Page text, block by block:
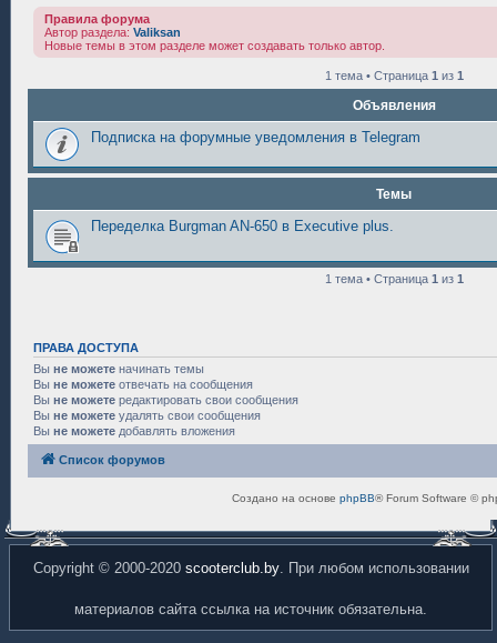
Правила форума
Автор раздела: Valiksan
Новые темы в этом разделе может создавать только автор.
1 тема • Страница 1 из 1
Объявления
Подписка на форумные уведомления в Telegram
Темы
Переделка Burgman AN-650 в Executive plus.
1 тема • Страница 1 из 1
ПРАВА ДОСТУПА
Вы не можете начинать темы
Вы не можете отвечать на сообщения
Вы не можете редактировать свои сообщения
Вы не можете удалять свои сообщения
Вы не можете добавлять вложения
Список форумов
Создано на основе phpBB® Forum Software ©
Copyright © 2000-2020 scooterclub.by. При любом использовании
материалов сайта ссылка на источник обязательна.